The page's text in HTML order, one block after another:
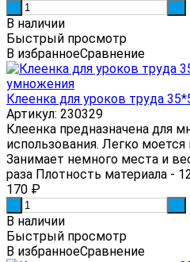
В наличии
Быстрый просмотр
В избранноеСравнение
Клеенка для уроков труда
Артикул: 230329
Клеенка предназначена для
использования. Легко
Занимает немного места и
раза Плотность материала -
170 ₽
В наличии
Быстрый просмотр
В избранноеСравнение